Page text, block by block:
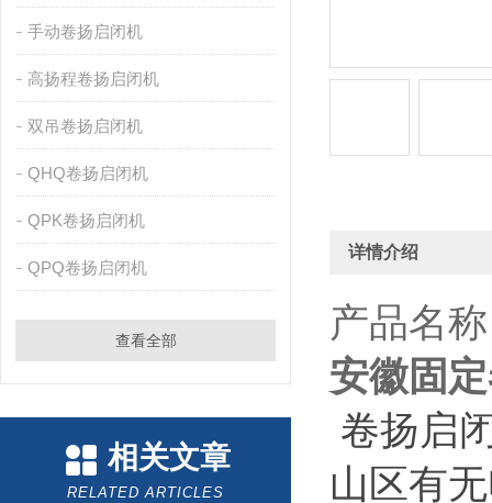
手动卷扬启闭机
高扬程卷扬启闭机
双吊卷扬启闭机
QHQ卷扬启闭机
QPK卷扬启闭机
QPQ卷扬启闭机
查看全部
相关文章
RELATED ARTICLES
详情介绍
产品名
安徽固
卷扬启
山区有